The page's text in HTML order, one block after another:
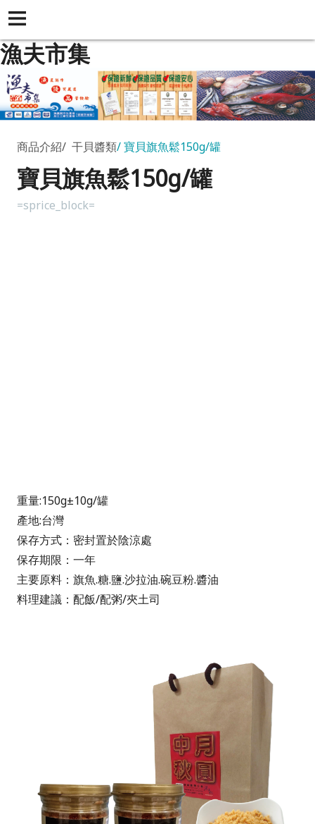
漁夫市集
商品介紹 干貝醬類 寶貝旗魚鬆150g/罐
寶貝旗魚鬆150g/罐
=sprice_block=
重量:150g±10g/罐
產地:台灣
保存方式：密封置於陰涼處
保存期限：一年
主要原料：旗魚.糖.鹽.沙拉油.碗豆粉.醬油
料理建議：配飯/配粥/夾土司